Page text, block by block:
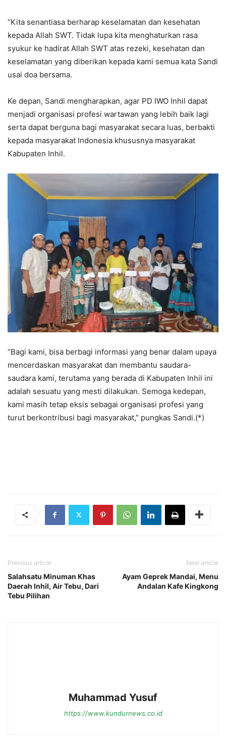
“Kita senantiasa berharap keselamatan dan kesehatan
kepada Allah SWT. Tidak lupa kita menghaturkan rasa
syukur ke hadirat Allah SWT atas rezeki, kesehatan dan
keselamatan yang diberikan kepada kami semua kata Sandi
usai doa bersama.
Ke depan, Sandi mengharapkan, agar PD IWO Inhil dapat
menjadi organisasi profesi wartawan yang lebih baik lagi
serta dapat berguna bagi masyarakat secara luas, berbakti
kepada masyarakat Indonesia khususnya masyarakat
Kabupaten Inhil.
“Bagi kami, bisa berbagi informasi yang benar dalam upaya
mencerdaskan masyarakat dan membantu saudara-
saudara kami, terutama yang berada di Kabupaten Inhil ini
adalah sesuatu yang mesti dilakukan. Semoga kedepan,
kami masih tetap eksis sebagai organisasi profesi yang
turut berkontribusi bagi masyarakat,” pungkas Sandi.(*)
Previous article
Salahsatu Minuman Khas
Daerah Inhil, Air Tebu, Dari
Tebu Pilihan
Next article
Ayam Geprek Mandai, Menu
Andalan Kafe Kingkong
Muhammad Yusuf
https://www.kundurnews.co.id